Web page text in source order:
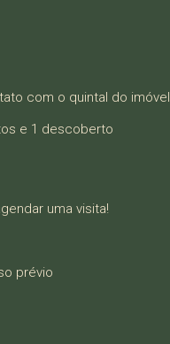
com o quintal do imóvel
e 1 descoberto
uma visita!
prévio